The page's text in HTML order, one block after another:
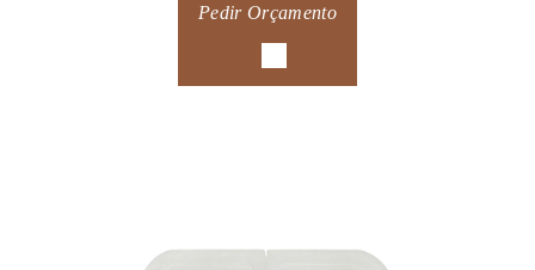
Pedir Orçamento